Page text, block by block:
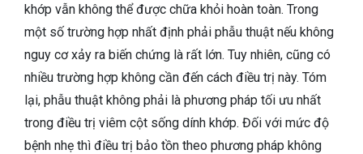
khớp vẫn không thể được chữa khỏi hoàn toàn. Trong
một số trường hợp nhất định phải phẫu thuật nếu không
nguy cơ xảy ra biến chứng là rất lớn. Tuy nhiên, cũng có
nhiều trường hợp không cần đến cách điều trị này. Tóm
lại, phẫu thuật không phải là phương pháp tối ưu nhất
trong điều trị viêm cột sống dính khớp. Đối với mức độ
bệnh nhẹ thì điều trị bảo tồn theo phương pháp không